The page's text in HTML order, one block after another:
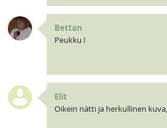
Bettan
Peukku !
Elit
Oikein nätti ja herkullinen